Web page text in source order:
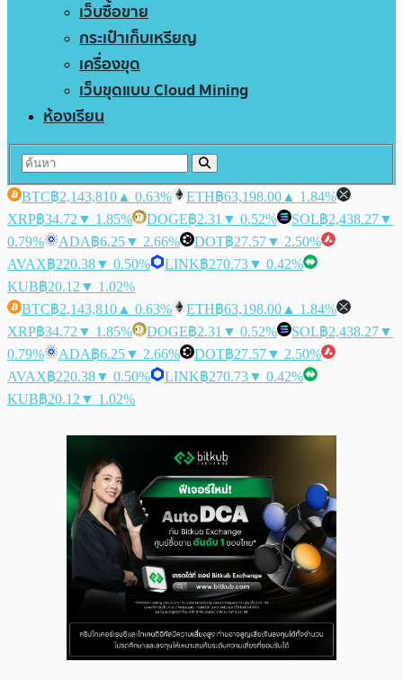
เว็บซื้อขาย
กระเป๋าเก็บเหรียญ
เครื่องขุด
เว็บขุดแบบ Cloud Mining
ห้องเรียน
BTC฿2,143,810 ▲ 0.63% ETH฿63,198.00 ▲ 1.84%
XRP฿34.72 ▼ 1.85% DOGE฿2.31 ▼ 0.52% SOL฿2,438.27▼
0.79%
ADA฿6.25▼ 2.66% DOT฿27.57▼ 2.50%
AVAX฿220.38▼ 0.50% LINK฿270.73▼ 0.42%
KUB฿20.12 ▼ 1.02%
BTC฿2,143,810 ▲ 0.63% ETH฿63,198.00 ▲ 1.84%
XRP฿34.72 ▼ 1.85% DOGE฿2.31 ▼ 0.52% SOL฿2,438.27▼
0.79%
ADA฿6.25▼ 2.66% DOT฿27.57▼ 2.50%
AVAX฿220.38▼ 0.50% LINK฿270.73▼ 0.42%
KUB฿20.12 ▼ 1.02%